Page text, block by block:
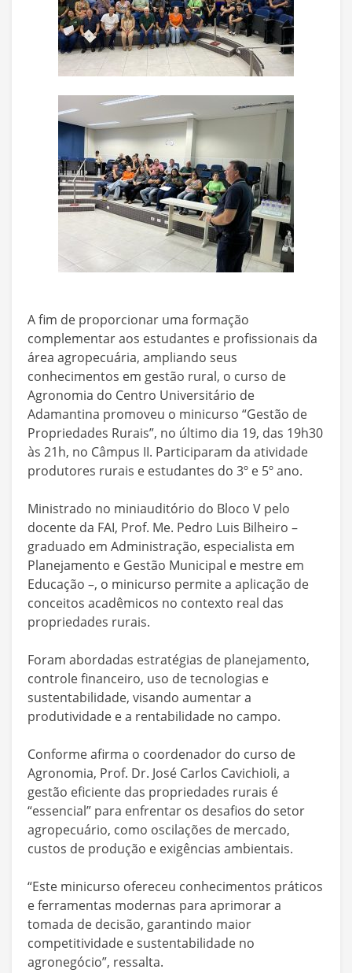
A fim de proporcionar uma formação
complementar aos estudantes e profissionais da
área agropecuária, ampliando seus
conhecimentos em gestão rural, o curso de
Agronomia do Centro Universitário de
Adamantina promoveu o minicurso “Gestão de
Propriedades Rurais”, no último dia 19, das 19h30
às 21h, no Câmpus II. Participaram da atividade
produtores rurais e estudantes do 3º e 5º ano.
Ministrado no miniauditório do Bloco V pelo
docente da FAI, Prof. Me. Pedro Luis Bilheiro –
graduado em Administração, especialista em
Planejamento e Gestão Municipal e mestre em
Educação –, o minicurso permite a aplicação de
conceitos acadêmicos no contexto real das
propriedades rurais.
Foram abordadas estratégias de planejamento,
controle financeiro, uso de tecnologias e
sustentabilidade, visando aumentar a
produtividade e a rentabilidade no campo.
Conforme afirma o coordenador do curso de
Agronomia, Prof. Dr. José Carlos Cavichioli, a
gestão eficiente das propriedades rurais é
“essencial” para enfrentar os desafios do setor
agropecuário, como oscilações de mercado,
custos de produção e exigências ambientais.
“Este minicurso ofereceu conhecimentos práticos
e ferramentas modernas para aprimorar a
tomada de decisão, garantindo maior
competitividade e sustentabilidade no
agronegócio”, ressalta.